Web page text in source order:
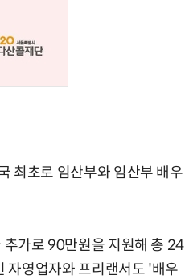
최초로 임산부와 임산부 배우
가로 90만원을 지원해 총 24
자영업자와 프리랜서도 '배우